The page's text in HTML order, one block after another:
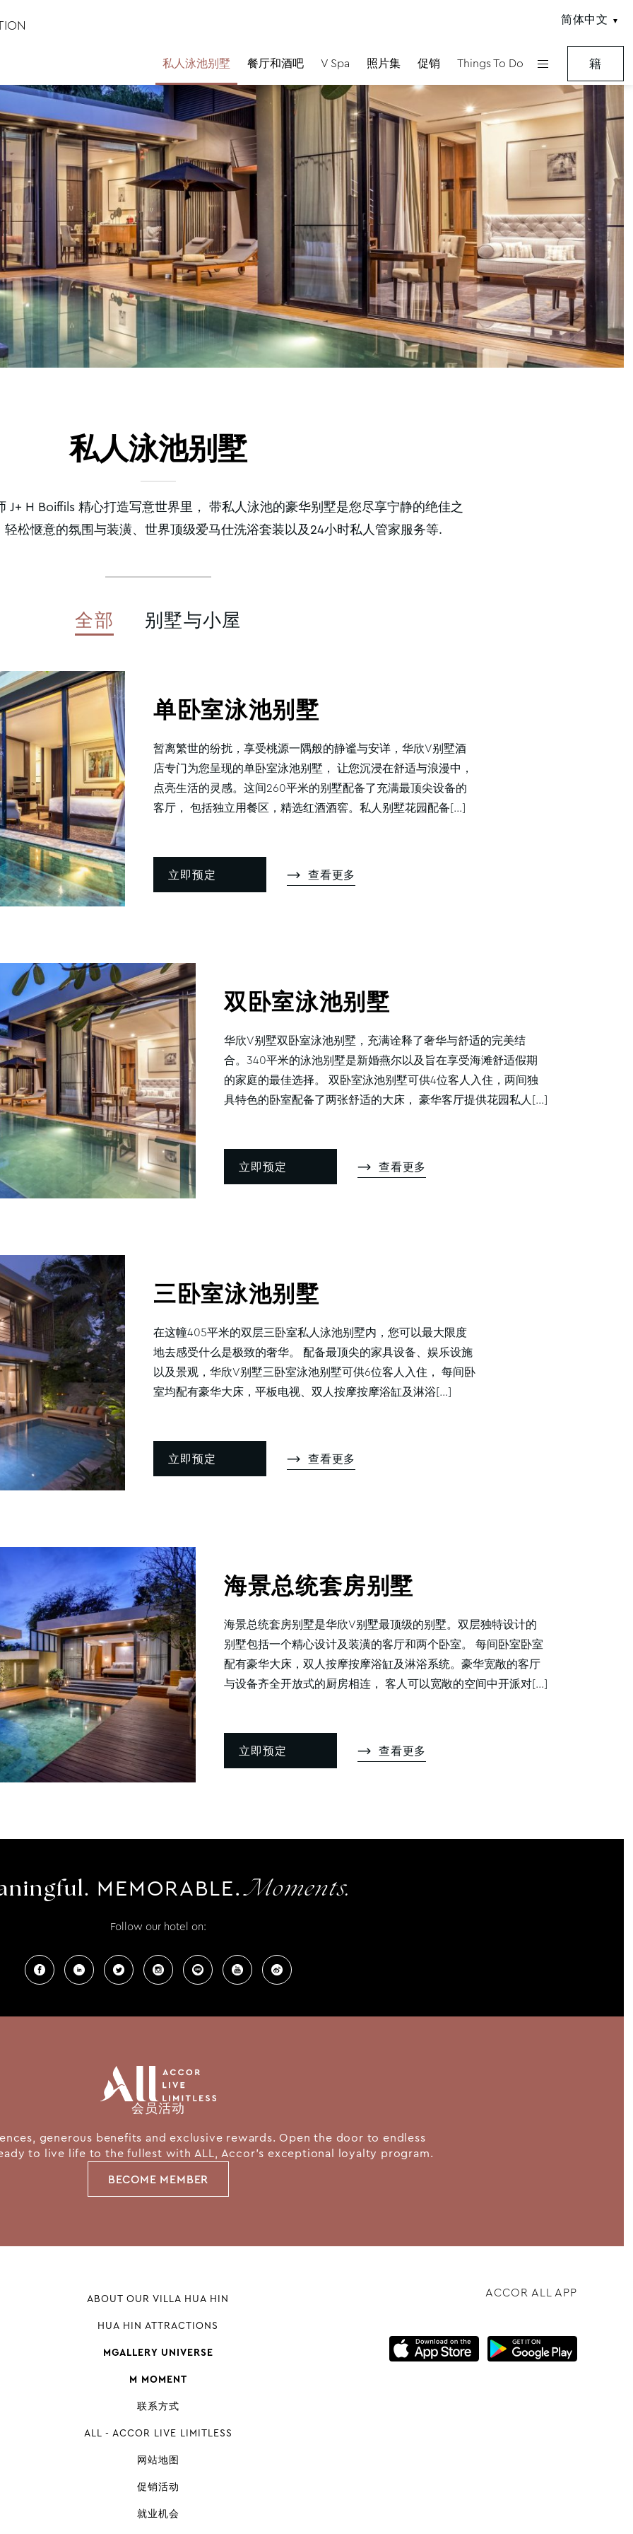
简体中文
籍
私人泳池别墅 餐厅和酒吧 V Spa 照片集 促销 Things To Do
私人泳池别墅
J+ H Boiffils 精心打造写意世界里， 带私人泳池的豪华别墅是您尽享宁静的绝佳之
松惬意的氛围与装潢、世界顶级爱马仕洗浴套装以及24小时私人管家服务等.
全部 别墅与小屋
单卧室泳池别墅
暂离繁世的纷扰，享受桃源一隅般的静谧与安详，华欣V别墅酒
店专门为您呈现的单卧室泳池别墅， 让您沉浸在舒适与浪漫中，
点亮生活的灵感。这间260平米的别墅配备了充满最顶尖设备的
客厅， 包括独立用餐区，精选红酒酒窖。私人别墅花园配备[...]
立即预定 查看更多
双卧室泳池别墅
华欣V别墅双卧室泳池别墅，充满诠释了奢华与舒适的完美结
合。340平米的泳池别墅是新婚燕尔以及旨在享受海滩舒适假期
的家庭的最佳选择。 双卧室泳池别墅可供4位客人入住，两间独
具特色的卧室配备了两张舒适的大床， 豪华客厅提供花园私人[...]
立即预定 查看更多
三卧室泳池别墅
在这幢405平米的双层三卧室私人泳池别墅内，您可以最大限度
地去感受什么是极致的奢华。 配备最顶尖的家具设备、娱乐设施
以及景观，华欣V别墅三卧室泳池别墅可供6位客人入住， 每间卧
室均配有豪华大床，平板电视、双人按摩按摩浴缸及淋浴[...]
立即预定 查看更多
海景总统套房别墅
海景总统套房别墅是华欣V别墅最顶级的别墅。双层独特设计的
别墅包括一个精心设计及装潢的客厅和两个卧室。 每间卧室卧室
配有豪华大床，双人按摩按摩浴缸及淋浴系统。豪华宽敞的客厅
与设备齐全开放式的厨房相连， 客人可以宽敞的空间中开派对[...]
立即预定 查看更多
MEMORABLE. Moments.
Follow our hotel on:
会员活动
generous benefits and exclusive rewards. Open the door to endless
to live life to the fullest with ALL, Accor's exceptional loyalty program.
BECOME MEMBER
ABOUT OUR VILLA HUA HIN
HUA HIN ATTRACTIONS
MGALLERY UNIVERSE
M MOMENT
联系方式
ALL - ACCOR LIVE LIMITLESS
网站地图
促销活动
就业机会
ACCOR ALL APP